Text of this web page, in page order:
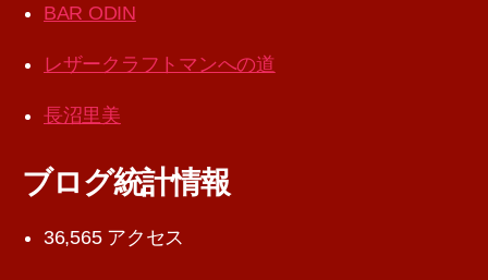
BAR ODIN
レザークラフトマンへの道
長沼里美
ブログ統計情報
36,565 アクセス